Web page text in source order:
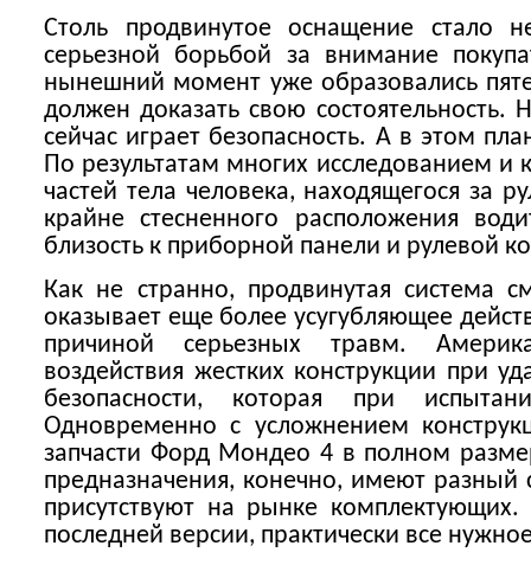
Столь продвинутое оснащение
серьезной борьбой за внимание
нынешний момент уже образовались
должен доказать свою
сейчас играет безопасность. А в этом
По результатам многих исследованием
частей тела человека, находящегося за
крайне стесненного расположения
близость к приборной панели и рулевой
Как не странно, продвинутая система
оказывает еще более усугубляющее
причиной серьезных травм.
воздействия жестких конструкции при
безопасности, которая при
Одновременно с усложнением
запчасти Форд Мондео 4 в полном
предназначения, конечно, имеют
присутствуют на рынке комплектующих.
последней версии, практически все